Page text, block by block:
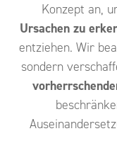
Konzept an,
Ursachen zu
entziehen. Wir
sondern